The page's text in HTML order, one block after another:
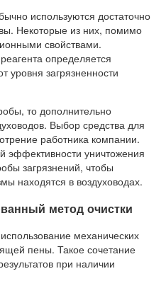
используются достаточно
Некоторые из них, помимо
свойствами.
определяется
уровня загрязненности
то дополнительно
Выбор средства для
работника компании.
эффективности уничтожения
загрязнений, чтобы
находятся в воздуховодах.
метод очистки
механических
пены. Такое сочетание
при наличии